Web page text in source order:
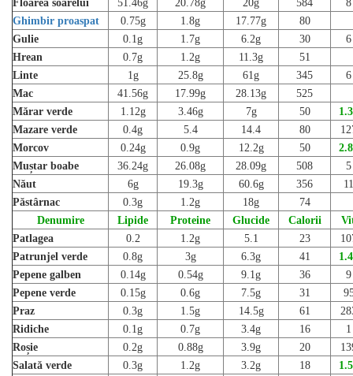
Floarea soarelui 51.46g 20.78g 20g 584
Ghimbir proaspat
0.75g 1.8g 17.77g
80
Gulie
0.1g 1.7g 6.2g 30
Hrean
0.7g 1.2g 11.3g
51
Linte
1g 25.8g 61g 345
Mac
41.56g 17.99g 28.13g
525
Mărar verde
1.12g 3.46g 7g 50
Mazare verde
0.4g 5.4 14.4 80
Morcov
0.24g 0.9g 12.2g 50
Muștar boabe
36.24g 26.08g 28.09g 508
Năut
6g 19.3g 60.6g 356
Păstârnac
0.3g 1.2g 18g
74
Denumire
Lipide Proteine Glucide Calorii
Patlagea
0.2 1.2g 5.1 23
Patrunjel verde
0.8g 3g 6.3g 41
Pepene galben
0.14g 0.54g 9.1g 36
Pepene verde
0.15g 0.6g 7.5g 31
Praz
0.3g 1.5g 14.5g 61
Ridiche
0.1g 0.7g 3.4g 16
Roșie
0.2g 0.88g 3.9g 20
Salată verde
0.3g 1.2g 3.2g 18